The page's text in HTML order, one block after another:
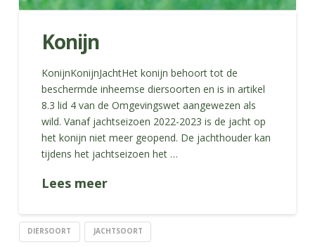
Konijn
KonijnKonijnJachtHet konijn behoort tot de
beschermde inheemse diersoorten en is in artikel
8.3 lid 4 van de Omgevingswet aangewezen als
wild. Vanaf jachtseizoen 2022-2023 is de jacht op
het konijn niet meer geopend. De jachthouder kan
tijdens het jachtseizoen het …
Lees meer
DIERSOORT JACHTSOORT